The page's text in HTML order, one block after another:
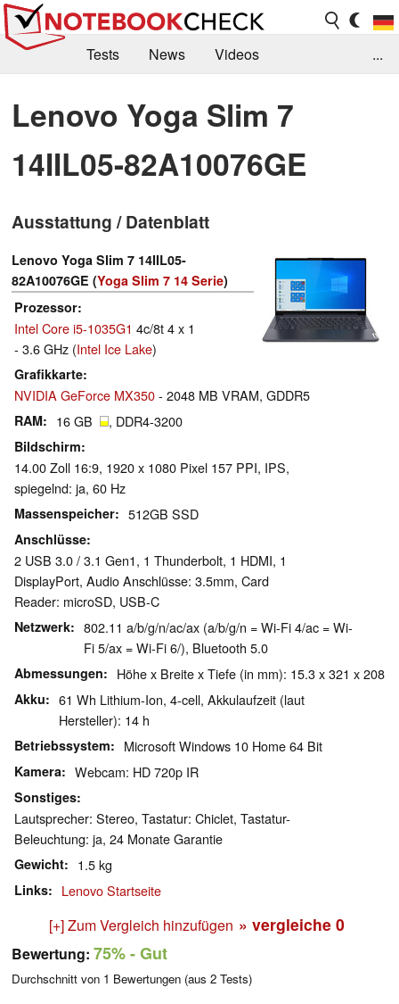
Tests News
Videos
Kaufberatung
Deals Suche
Jobs
Forum
...
Lenovo Yoga Slim 7
14IIL05-82A10076GE
Ausstattung / Datenblatt
Lenovo Yoga Slim 7 14IIL05-
82A10076GE (Yoga Slim 7 14 Serie)
Prozessor
Intel Core i5-1035G1 4c/8t 4 x 1
- 3.6 GHz (Intel Ice Lake)
Grafikkarte
NVIDIA GeForce MX350- 2048 MB VRAM, GDDR5
RAM 16 GB , DDR4-3200
Bildschirm
14.00 Zoll 16:9, 1920 x 1080 Pixel 157 PPI, IPS,
spiegelnd: ja, 60 Hz
Massenspeicher 512GB SSD
Anschlüsse
2 USB 3.0 / 3.1 Gen1, 1 Thunderbolt, 1 HDMI, 1
DisplayPort, Audio Anschlüsse: 3.5mm, Card
Reader: microSD, USB-C
Netzwerk
802.11 a/b/g/n/ac/ax (a/b/g/n = Wi-Fi 4/ac = Wi-
Fi 5/ax = Wi-Fi 6/), Bluetooth 5.0
Abmessungen Höhe x Breite x Tiefe (in mm): 15.3 x 321 x 208
Akku
61 Wh Lithium-Ion, 4-cell, Akkulaufzeit (laut
Hersteller): 14 h
Betriebssystem Microsoft Windows 10 Home 64 Bit
Kamera Webcam: HD 720p IR
Sonstiges
Lautsprecher: Stereo, Tastatur: Chiclet, Tastatur-
Beleuchtung: ja, 24 Monate Garantie
Gewicht 1.5 kg
Links Lenovo Startseite
[+] Zum Vergleich hinzufügen » vergleiche 0
Bewertung: 75%- Gut
Durchschnitt von 1 Bewertungen (aus 2 Tests)